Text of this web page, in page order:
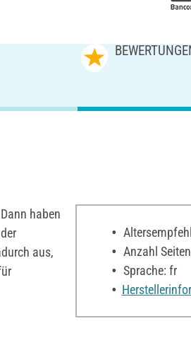
haben
aus,
Anzahl
Sprache: fr